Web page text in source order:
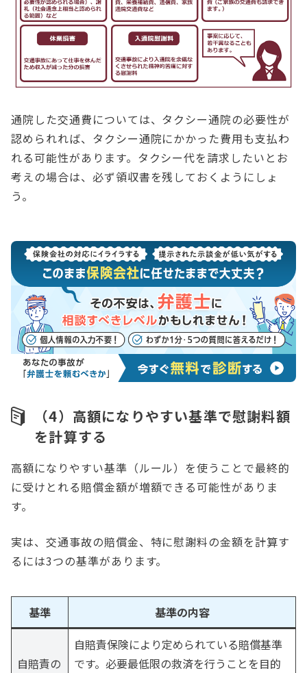
通院した交通費については、タクシー通院の必要性が
認められれば、タクシー通院にかかった費用も支払わ
れる可能性があります。タクシー代を請求したいとお
考えの場合は、必ず領収書を残しておくようにしょ
う。
（4）高額になりやすい基準で慰謝料額
を計算する
高額になりやすい基準（ルール）を使うことで最終的
に受けとれる賠償金額が増額できる可能性がありま
す。
実は、交通事故の賠償金、特に慰謝料の金額を計算す
るには3つの基準があります。
基準 基準の内容
自賠責の
自賠責保険により定められている賠償基準
です。必要最低限の救済を行うことを目的